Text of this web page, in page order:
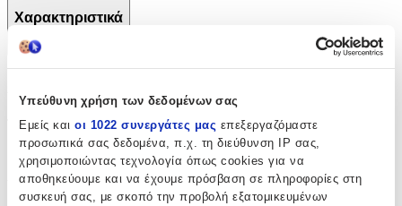
Υπεύθυνη χρήση των δεδομένων σας
Εμείς και οι 1022 συνεργάτες μας επεξεργαζόμαστε
προσωπικά σας δεδομένα, π.χ. τη διεύθυνση IP σας,
χρησιμοποιώντας τεχνολογία όπως cookies για να
αποθηκεύουμε και να έχουμε πρόσβαση σε πληροφορίες στη
συσκευή σας, με σκοπό την προβολή εξατομικευμένων
Χαρακτηριστικά
Τύπος:
Μπρελόκ
Υλικό: